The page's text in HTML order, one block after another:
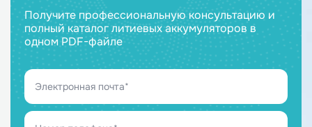
Получите профессиональную консультацию и
полный каталог литиевых аккумуляторов в
одном PDF-файле